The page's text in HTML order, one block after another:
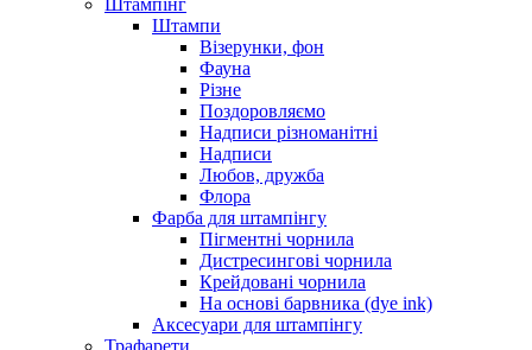
Штампи
Візерунки, фон
Фауна
Різне
Поздоровляємо
Надписи різноманітні
Надписи
Любов, дружба
Флора
Фарба для штампінгу
Пігментні чорнила
Дистресингові чорнила
Крейдовані чорнила
На основі барвника (dye ink)
Аксесуари для штампінгу
Трафарети